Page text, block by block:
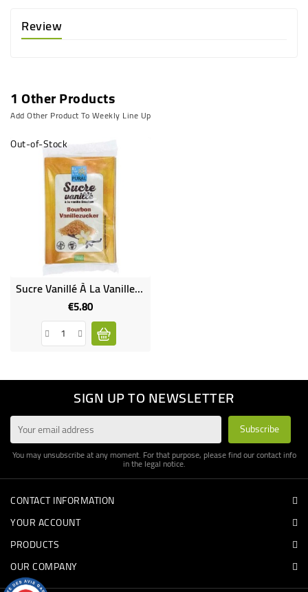
Review
1 Other Products
Add Other Product To Weekly Line Up
Out-of-Stock
Sucre Vanillé À La Vanille Bourbon 5 X 8 G
€5.80Price
SIGN UP TO NEWSLETTER
You may unsubscribe at any moment. For that purpose, please find our contact info
in the legal notice.
CONTACT INFORMATION
YOUR ACCOUNT
PRODUCTS
OUR COMPANY